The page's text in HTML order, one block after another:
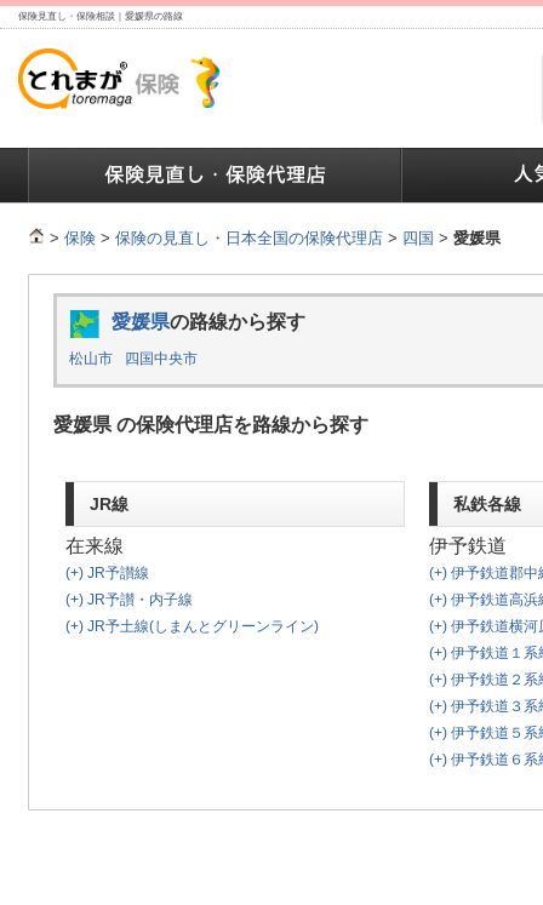
保険見直し・保険相談｜愛媛県の路線
> 保険 > 保険の見直し・日本全国の保険代理店 > 四国 > 愛媛県
愛媛県の路線から探す
松山市 四国中央市
愛媛県 の保険代理店を路線から探す
JR線
在来線
(+) JR予讃線
(+) JR予讃・内子線
(+) JR予土線(しまんとグリーンライン)
私鉄各線
伊予鉄道
(+) 伊予鉄道郡中
(+) 伊予鉄道高浜
(+) 伊予鉄道横河
(+) 伊予鉄道１系
(+) 伊予鉄道２系
(+) 伊予鉄道３系
(+) 伊予鉄道５系
(+) 伊予鉄道６系